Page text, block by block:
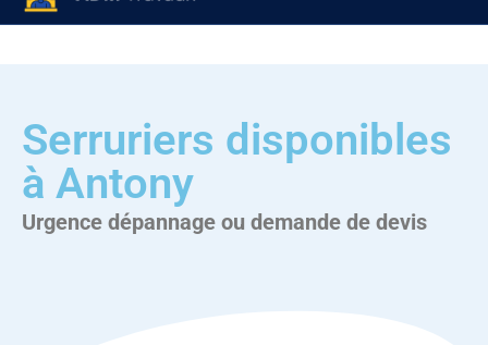
Serruriers disponibles
à Antony
Urgence dépannage ou demande de devis